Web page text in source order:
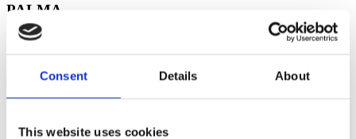
Consent Details About
This website uses cookies
PALMA